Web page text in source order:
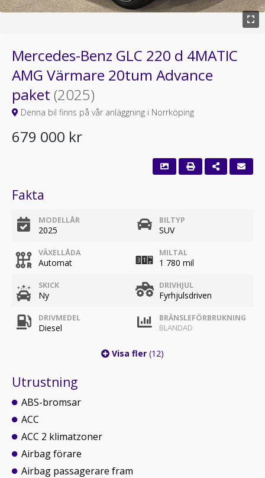
Mercedes-Benz GLC 220 d 4MATIC
AMG Värmare 20tum Advance
paket (2025)
Denna bil finns på vår anläggning i Norrköping
679 000 kr
Fakta
MODELLÅR
2025
BILTYP
SUV
VÄXELLÅDA
Automat
MILTAL
1 780 mil
SKICK
Ny
DRIVHJUL
Fyrhjulsdriven
DRIVMEDEL
Diesel
BRÄNSLEFÖRBRUKNING
BLANDAD
Visa fler (12)
Utrustning
ABS-bromsar
ACC
ACC 2 klimatzoner
Airbag förare
Airbag passagerare fram